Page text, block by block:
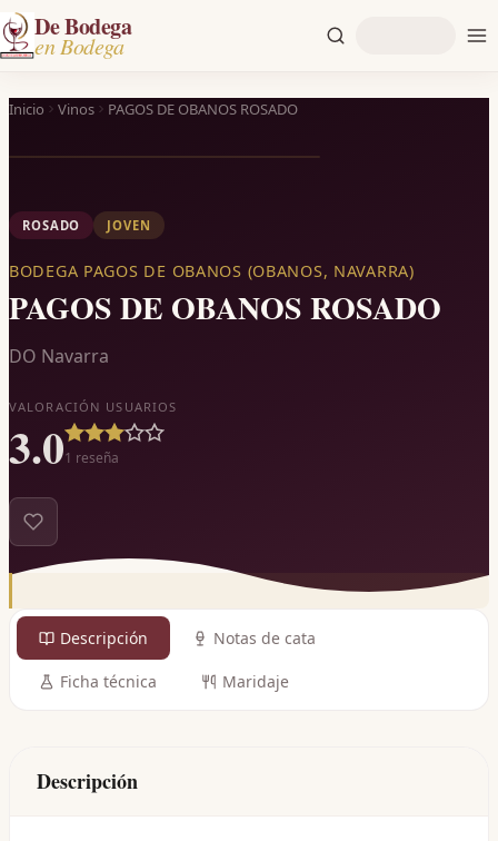
De Bodega
en Bodega
Inicio Vinos PAGOS DE OBANOS ROSADO
ROSADO JOVEN
BODEGA PAGOS DE OBANOS (OBANOS, NAVARRA)
PAGOS DE OBANOS ROSADO
DO Navarra
VALORACIÓN USUARIOS
3.01 reseña
Descripción Notas de cata
Ficha técnica Maridaje
Descripción